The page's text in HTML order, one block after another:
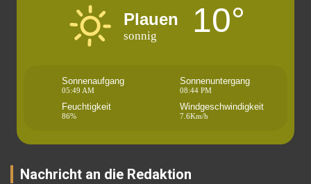
Plauen
sonnig 10°
Sonnenaufgang
05:49 AM
Sonnenuntergang
08:44 PM
Feuchtigkeit
86%
Windgeschwindigkeit
7.6Km/h
Nachricht an die Redaktion